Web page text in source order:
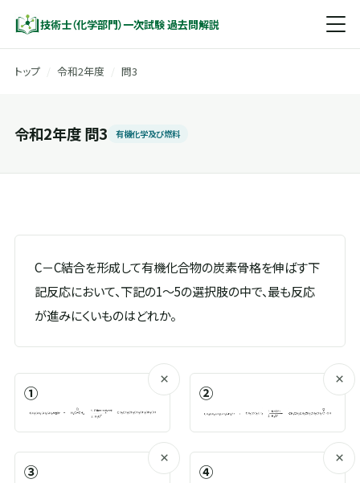
技術士（化学部門）一次試験 過去問解説
トップ 令和2年度 問3
令和2年度 問3 有機化学及び燃料
C－C結合を形成して有機化合物の炭素骨格を伸ばす下
記反応において、下記の1～5の選択肢の中で、最も反応
が進みにくいものはどれか。
①
×
②
×
③
×
④
×